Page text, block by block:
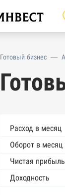
Готовый бизнес —
Расход в месяц
Оборот в месяц
Чистая прибыль
Доходность